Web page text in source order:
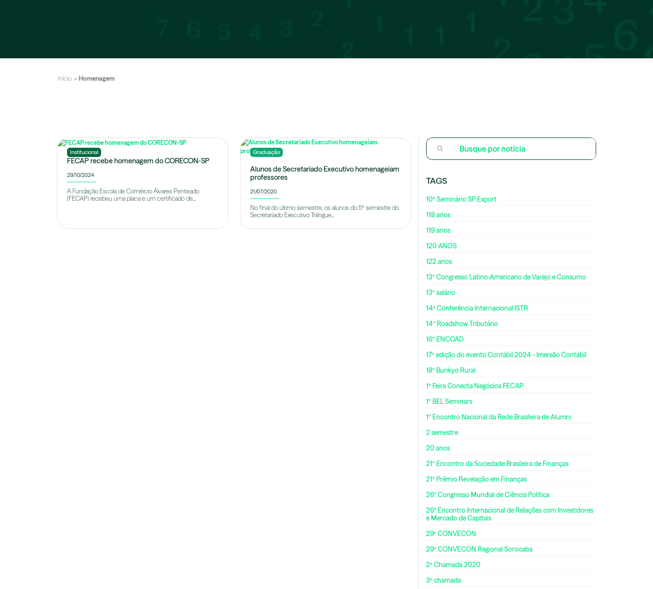
Início » Homenagem
Institucional
FECAP recebe homenagem do CORECON-SP
29/10/2024
A Fundação Escola de Comércio Álvares Penteado
(FECAP) recebeu uma placa e um certificado de...
Graduação
Alunos de Secretariado Executivo homenageiam
professores
21/07/2020
No final do último semestre, os alunos do 5º semestre do
Secretariado Executivo Trilíngue...
TAGS
10º Seminário SP Export
118 anos
119 anos
120 ANOS
122 anos
13º Congresso Latino-Americano de Varejo e Consumo
13º salário
14ª Conferência Internacional ISTR
14º Roadshow Tributário
16º ENCOAD
17ª edição do evento Contábil 2024 - Imersão Contábil
18º Bunkyo Rural
1ª Feira Conecta Negócios FECAP
1º BEL Seminars
1º Encontro Nacional da Rede Brasileira de Alumni
2 semestre
20 anos
21º Encontro da Sociedade Brasileira de Finanças
21º Prêmio Revelação em Finanças
26º Congresso Mundial de Ciência Política
26º Encontro Internacional de Relações com Investidores
e Mercado de Capitais
29ª CONVECON
29ª CONVECON Regional Sorocaba
2ª Chamada 2020
3ª chamada